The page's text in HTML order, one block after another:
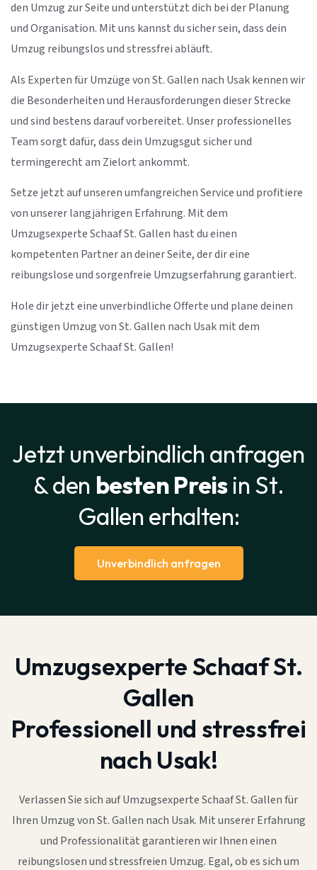
den Umzug zur Seite und unterstützt dich bei der Planung
und Organisation. Mit uns kannst du sicher sein, dass dein
Umzug reibungslos und stressfrei abläuft.
Als Experten für Umzüge von St. Gallen nach Usak kennen wir
die Besonderheiten und Herausforderungen dieser Strecke
und sind bestens darauf vorbereitet. Unser professionelles
Team sorgt dafür, dass dein Umzugsgut sicher und
termingerecht am Zielort ankommt.
Setze jetzt auf unseren umfangreichen Service und profitiere
von unserer langjährigen Erfahrung. Mit dem
Umzugsexperte Schaaf St. Gallen hast du einen
kompetenten Partner an deiner Seite, der dir eine
reibungslose und sorgenfreie Umzugserfahrung garantiert.
Hole dir jetzt eine unverbindliche Offerte und plane deinen
günstigen Umzug von St. Gallen nach Usak mit dem
Umzugsexperte Schaaf St. Gallen!
Jetzt unverbindlich anfragen
& den besten Preisin St.
Gallen erhalten:
Unverbindlich anfragen
Umzugsexperte Schaaf St.
Gallen
Professionell und stressfrei
nach Usak!
Verlassen Sie sich auf Umzugsexperte Schaaf St. Gallen für
Ihren Umzug von St. Gallen nach Usak. Mit unserer Erfahrung
und Professionalität garantieren wir Ihnen einen
reibungslosen und stressfreien Umzug. Egal, ob es sich um